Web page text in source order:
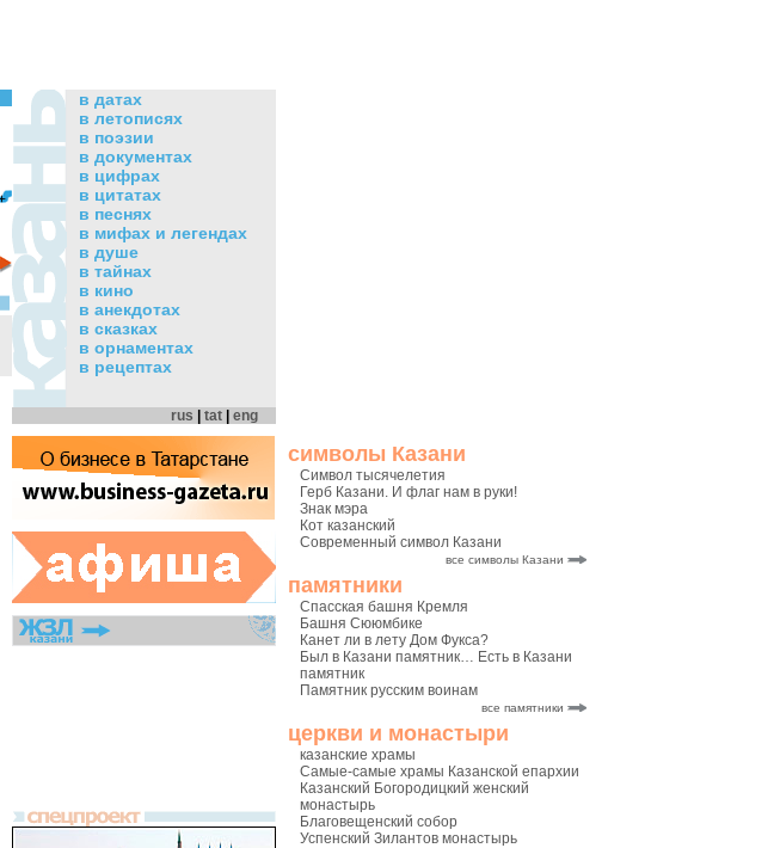
символы Казани
Символ тысячелетия
Герб Казани. И флаг нам в руки!
Знак мэра
Кот казанский
Современный символ Казани
все символы Казани
памятники
Спасская башня Кремля
Башня Сююмбике
Канет ли в лету Дом Фукса?
Был в Казани памятник… Есть в Казани
памятник
Памятник русским воинам
все памятники
церкви и монастыри
казанские храмы
Самые-самые храмы Казанской епархии
Казанский Богородицкий женский
монастырь
Благовещенский собор
Успенский Зилантов монастырь
в датах
в летописях
в поэзии
в документах
в цифрах
в цитатах
в песнях
в мифах и легендах
в душе
в тайнах
в кино
в анекдотах
в сказках
в орнаментах
в рецептах
rus tat eng